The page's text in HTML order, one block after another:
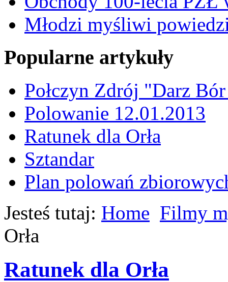
Młodzi myśliwi
Popularne artykuły
Połczyn Zdrój "Darz
Polowanie 12.01.2013
Ratunek dla Orła
Sztandar
Plan polowań
Jesteś tutaj: Home Filmy
Orła
Ratunek dla Orła